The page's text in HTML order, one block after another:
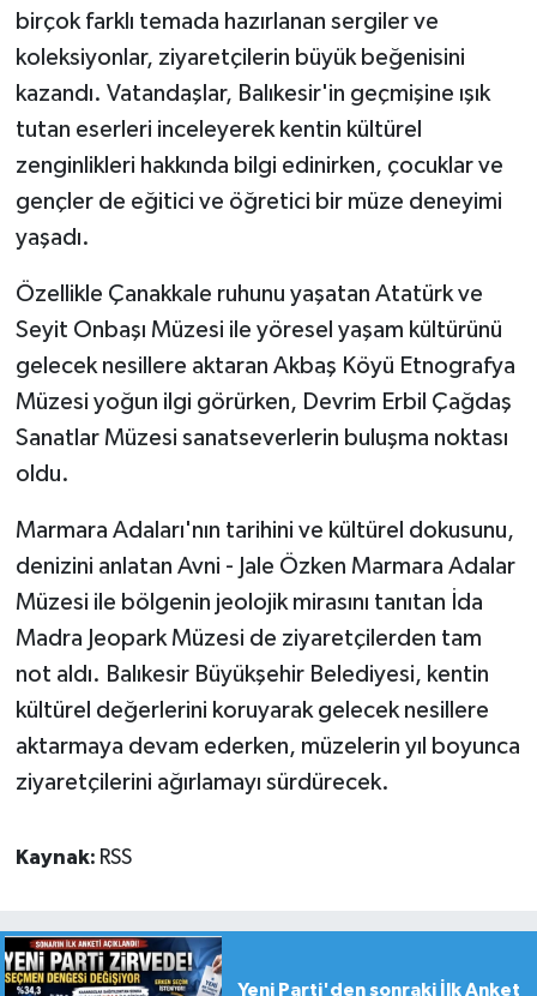
birçok farklı temada hazırlanan sergiler ve
koleksiyonlar, ziyaretçilerin büyük beğenisini
kazandı. Vatandaşlar, Balıkesir'in geçmişine ışık
tutan eserleri inceleyerek kentin kültürel
zenginlikleri hakkında bilgi edinirken, çocuklar ve
gençler de eğitici ve öğretici bir müze deneyimi
yaşadı.
Özellikle Çanakkale ruhunu yaşatan Atatürk ve
Seyit Onbaşı Müzesi ile yöresel yaşam kültürünü
gelecek nesillere aktaran Akbaş Köyü Etnografya
Müzesi yoğun ilgi görürken, Devrim Erbil Çağdaş
Sanatlar Müzesi sanatseverlerin buluşma noktası
oldu.
Marmara Adaları'nın tarihini ve kültürel dokusunu,
denizini anlatan Avni - Jale Özken Marmara Adalar
Müzesi ile bölgenin jeolojik mirasını tanıtan İda
Madra Jeopark Müzesi de ziyaretçilerden tam
not aldı. Balıkesir Büyükşehir Belediyesi, kentin
kültürel değerlerini koruyarak gelecek nesillere
aktarmaya devam ederken, müzelerin yıl boyunca
ziyaretçilerini ağırlamayı sürdürecek.
Kaynak: RSS
Yeni Parti'den sonraki İlk Anket